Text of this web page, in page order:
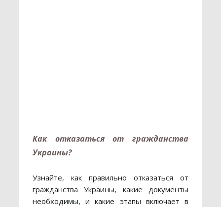
Как отказаться от гражданства
Украины?
Узнайте, как правильно отказаться от
гражданства Украины, какие документы
необходимы, и какие этапы включает в